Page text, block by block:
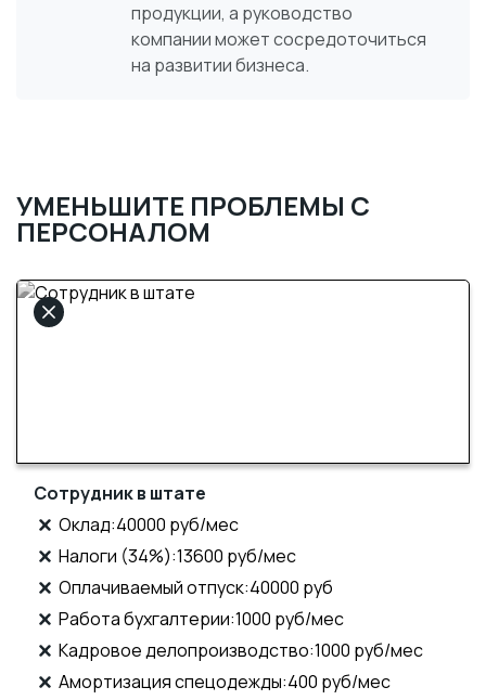
продукции, а руководство
компании может сосредоточиться
на развитии бизнеса.
УМЕНЬШИТЕ ПРОБЛЕМЫ С
ПЕРСОНАЛОМ
Сотрудник в штате
Оклад:40000 руб/мес
Налоги (34%):13600 руб/мес
Оплачиваемый отпуск:40000 руб
Работа бухгалтерии:1000 руб/мес
Кадровое делопроизводство:1000 руб/мес
Амортизация спецодежды:400 руб/мес